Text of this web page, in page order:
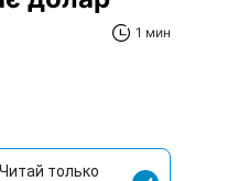
1 мин
только